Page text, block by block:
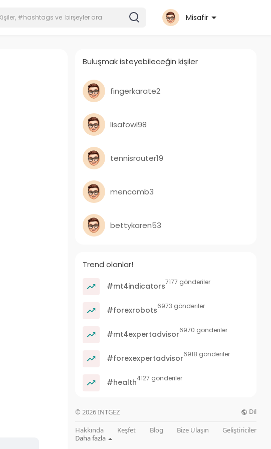
Misafir
Buluşmak isteyebileceğin kişiler
fingerkarate2
lisafowl98
tennisrouter19
mencomb3
bettykaren53
Trend olanlar!
#mt4indicators7177 gönderiler
#forexrobots6973 gönderiler
#mt4expertadvisor6970 gönderiler
#forexexpertadvisor6918 gönderiler
#health4127 gönderiler
© 2026 INTGEZ Dil
Hakkında Keşfet Blog Bize Ulaşın
Geliştiriciler
Daha fazla